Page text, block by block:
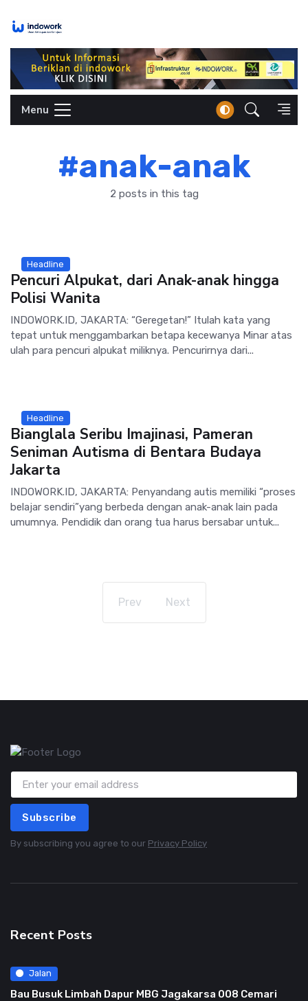
Menu
#anak-anak
2 posts in this tag
Headline
Pencuri Alpukat, dari Anak-anak hingga
Polisi Wanita
INDOWORK.ID, JAKARTA: “Geregetan!” Itulah kata yang
tepat untuk menggambarkan betapa kecewanya Minar atas
ulah para pencuri alpukat miliknya. Pencurirnya dari...
Headline
Bianglala Seribu Imajinasi, Pameran
Seniman Autisma di Bentara Budaya
Jakarta
INDOWORK.ID, JAKARTA: Penyandang autis memiliki “proses
belajar sendiri”yang berbeda dengan anak-anak lain pada
umumnya. Pendidik dan orang tua harus bersabar untuk...
Prev Next
Subscribe
By subscribing you agree to our Privacy Policy
Recent Posts
Jalan
Bau Busuk Limbah Dapur MBG Jagakarsa 008 Cemari